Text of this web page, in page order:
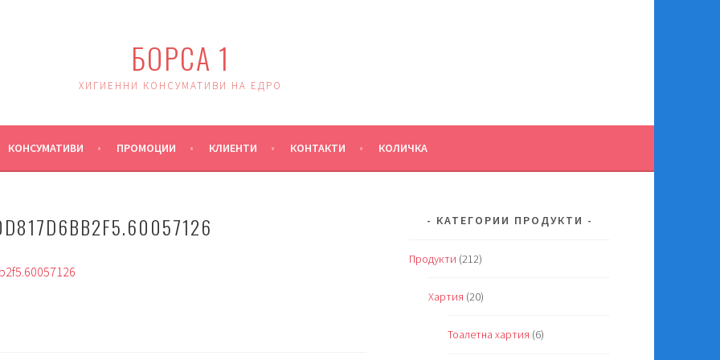
БОРСА 1
ХИГИЕННИ КОНСУМАТИВИ НА ЕДРО
КОНСУМАТИВИ ПРОМОЦИИ КЛИЕНТИ КОНТАКТИ КОЛИЧКА
КАТЕГОРИИ ПРОДУКТИ
Продукти (212)
Хартия (20)
Тоалетна хартия (6)